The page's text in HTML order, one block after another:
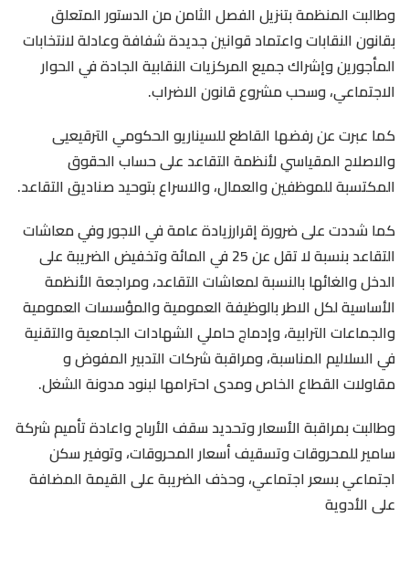
وطالبت المنظمة بتنزيل الفصل الثامن من الدستور المتعلق
بقانون النقابات واعتماد قوانين جديدة شفافة وعادلة لانتخابات
المأجورين وإشراك جميع المركزيات النقابية الجادة في الحوار
الاجتماعي، وسحب مشروع قانون الاضراب.
كما عبرت عن رفضها القاطع للسيناريو الحكومي الترقيعيى
والاصلاح المقياسي لأنظمة التقاعد على حساب الحقوق
المكتسبة للموظفين والعمال، والاسراع بتوحيد صناديق التقاعد.
كما شددت على ضرورة إقرارزيادة عامة في الاجور وفي معاشات
التقاعد بنسبة لا تقل عن 25 في المائة وتخفيض الضريبة على
الدخل والغائها بالنسبة لمعاشات التقاعد، ومراجعة الأنظمة
الأساسية لكل الاطر بالوظيفة العمومية والمؤسسات العمومية
والجماعات الترابية، وإدماج حاملي الشهادات الجامعية والتقنية
في السلاليم المناسبة، ومراقبة شركات التدبير المفوض و
مقاولات القطاع الخاص ومدى احترامها لبنود مدونة الشغل.
وطالبت بمراقبة الأسعار وتحديد سقف الأرباح واعادة تأميم شركة
سامير للمحروقات وتسقيف أسعار المحروقات، وتوفير سكن
اجتماعي بسعر اجتماعي، وحذف الضريبة على القيمة المضافة
على الأدوية